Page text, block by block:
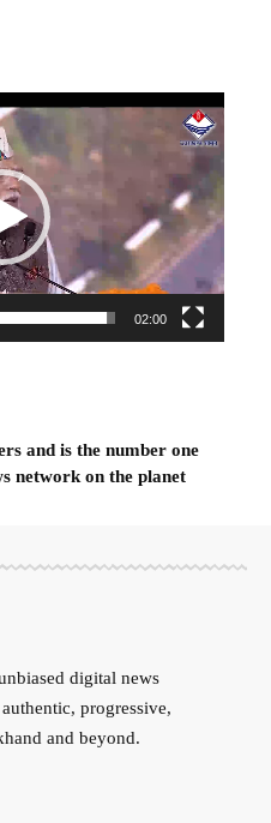
02:00
and is the number one
network on the planet
digital news
progressive,
and beyond.